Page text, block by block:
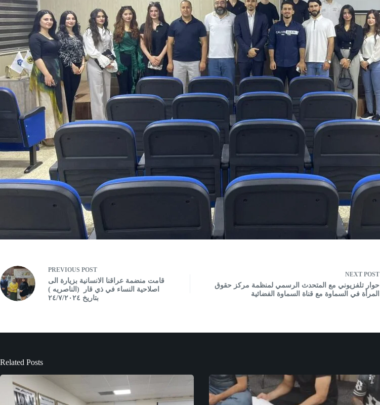
PREVIOUS POST
قامت منضمة عراقنا الانسانية بزيارة الى
اصلاحية النساء في ذي قار (الناصريه )
بتاريخ ٢٤/٧/٢٠٢٤
NEXT POST
حوار تلفزيوني مع المتحدث الرسمي لمنظمة مركز حقوق
المرأة في السماوة مع قناة السماوة الفضائية
Related Posts